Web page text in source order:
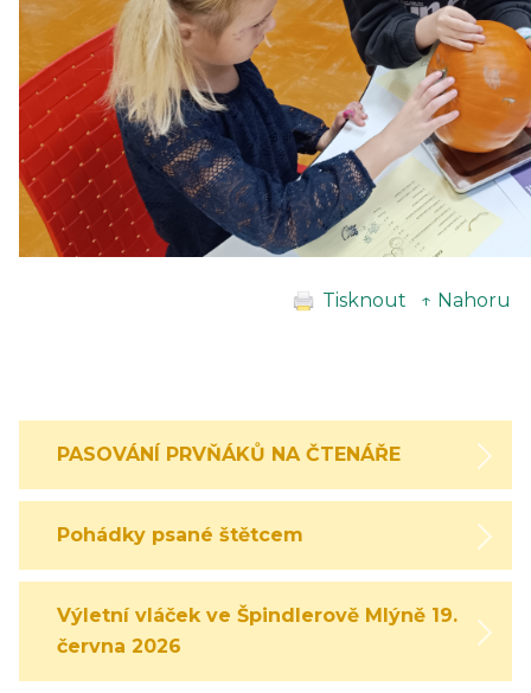
Tisknout ↑ Nahoru
PASOVÁNÍ PRVŇÁKŮ NA ČTENÁŘE
Pohádky psané štětcem
Výletní vláček ve Špindlerově Mlýně 19.
června 2026